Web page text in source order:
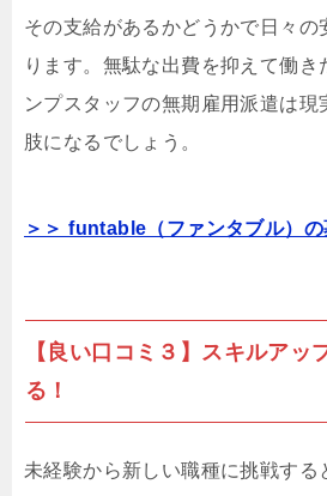
その支給があるかどうかで日々の
ります。無駄な出費を抑えて働き
ンプスタッフの無期雇用派遣は現
肢になるでしょう。
＞＞ funtable（ファンタブル）
【良い口コミ３】スキルアッ
る！
未経験から新しい職種に挑戦する